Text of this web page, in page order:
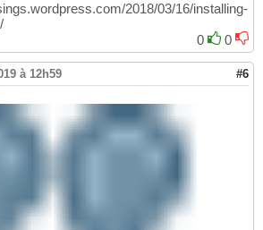
2018/03/16/installing-
0
0
à 12h59 #6